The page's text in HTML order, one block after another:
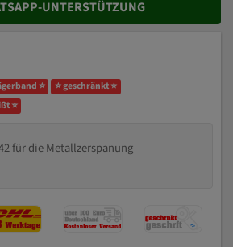
UNTERSTÜTZUNG
⭐
⭐ geschränkt ⭐
⭐
für die Metallzerspanung